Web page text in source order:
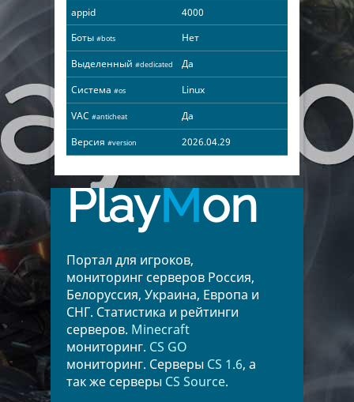
appid
4000
Боты #bots
Нет
Выделенный #dedicated
Да
Система #os
Linux
VAC #anticheat
Да
Версия #version 2026.04.29
PlayMon
Портал для игроков,
мониторинг серверов Россия,
Белоруссия, Украина, Европа и
СНГ. Статистика и рейтинги
серверов. Minecraft
мониторинг. CS GO
мониторинг. Серверы CS 1.6, а
так же серверы CS Source.